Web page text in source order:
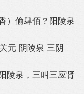
）偷肆佰？阳陵泉
元 阴陵泉 三阴
陵泉，三叫三应肾